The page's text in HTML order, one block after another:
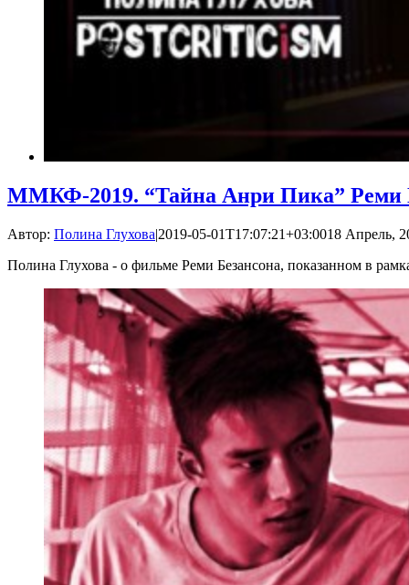
ММКФ-2019. “Тайна Анри Пика” Реми
Автор: Полина Глухова|2019-05-01T17:07:21+03:0018 Апрель,
Полина Глухова - о фильме Реми Безансона, показанном в